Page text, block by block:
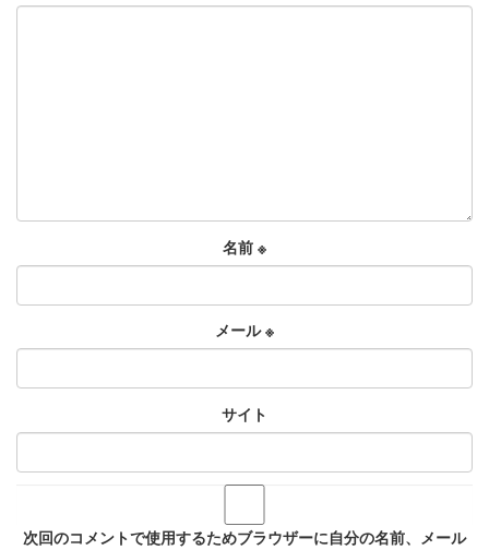
名前 ※
メール※
サイト
次回のコメントで使用するためブラウザーに自分の名前、メール